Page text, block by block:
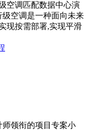
空调匹配数据中心演
空调是一种面向未来
现按需部署,实现平滑
领衔的项目专案小